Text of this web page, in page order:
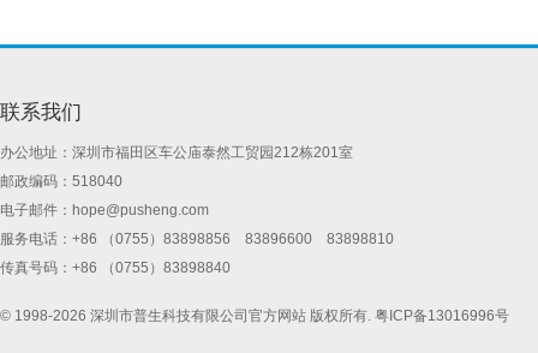
联系我们
办公地址：深圳市福田区车公庙泰然工贸园212栋201室
邮政编码：518040
电子邮件： hope@pusheng.com
服务电话：+86 （0755）83898856 83896600 83898810
传真号码：+86 （0755）83898840
© 1998-2026 深圳市普生科技有限公司官方网站 版权所有. 粤ICP备13016996号